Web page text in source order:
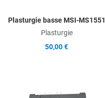
Plasturgie basse MSI-MS1551
Plasturgie
50,00 €